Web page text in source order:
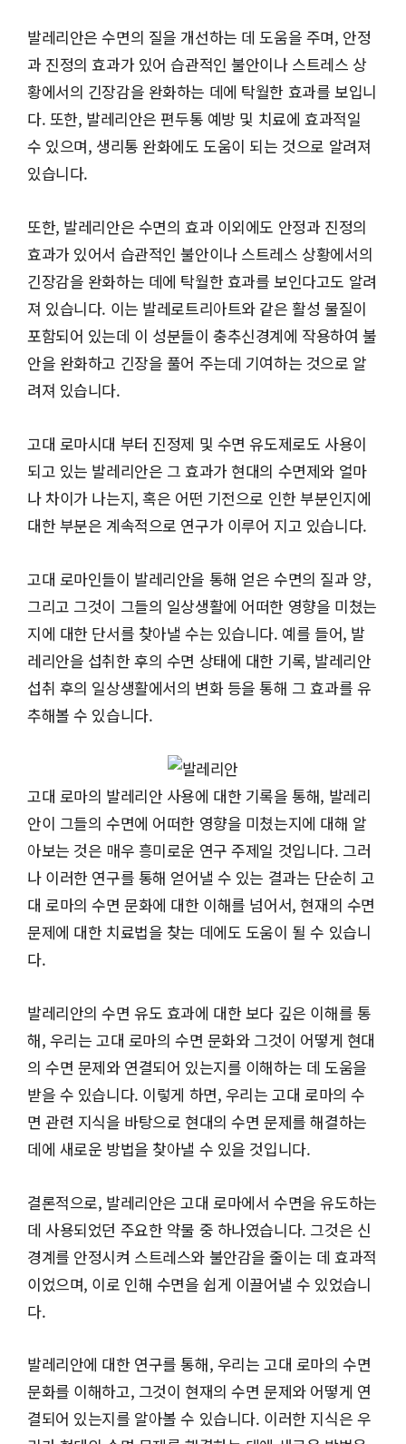
발레리안은 수면의 질을 개선하는 데 도움을 주며, 안정
과 진정의 효과가 있어 습관적인 불안이나 스트레스 상
황에서의 긴장감을 완화하는 데에 탁월한 효과를 보입니
다. 또한, 발레리안은 편두통 예방 및 치료에 효과적일
수 있으며, 생리통 완화에도 도움이 되는 것으로 알려져
있습니다.
또한, 발레리안은 수면의 효과 이외에도 안정과 진정의
효과가 있어서 습관적인 불안이나 스트레스 상황에서의
긴장감을 완화하는 데에 탁월한 효과를 보인다고도 알려
져 있습니다. 이는 발레로트리아트와 같은 활성 물질이
포함되어 있는데 이 성분들이 충추신경계에 작용하여 불
안을 완화하고 긴장을 풀어 주는데 기여하는 것으로 알
려져 있습니다.
고대 로마시대 부터 진정제 및 수면 유도제로도 사용이
되고 있는 발레리안은 그 효과가 현대의 수면제와 얼마
나 차이가 나는지, 혹은 어떤 기전으로 인한 부분인지에
대한 부분은 계속적으로 연구가 이루어 지고 있습니다.
고대 로마인들이 발레리안을 통해 얻은 수면의 질과 양,
그리고 그것이 그들의 일상생활에 어떠한 영향을 미쳤는
지에 대한 단서를 찾아낼 수는 있습니다. 예를 들어, 발
레리안을 섭취한 후의 수면 상태에 대한 기록, 발레리안
섭취 후의 일상생활에서의 변화 등을 통해 그 효과를 유
추해볼 수 있습니다.
고대 로마의 발레리안 사용에 대한 기록을 통해, 발레리
안이 그들의 수면에 어떠한 영향을 미쳤는지에 대해 알
아보는 것은 매우 흥미로운 연구 주제일 것입니다. 그러
나 이러한 연구를 통해 얻어낼 수 있는 결과는 단순히 고
대 로마의 수면 문화에 대한 이해를 넘어서, 현재의 수면
문제에 대한 치료법을 찾는 데에도 도움이 될 수 있습니
다.
발레리안의 수면 유도 효과에 대한 보다 깊은 이해를 통
해, 우리는 고대 로마의 수면 문화와 그것이 어떻게 현대
의 수면 문제와 연결되어 있는지를 이해하는 데 도움을
받을 수 있습니다. 이렇게 하면, 우리는 고대 로마의 수
면 관련 지식을 바탕으로 현대의 수면 문제를 해결하는
데에 새로운 방법을 찾아낼 수 있을 것입니다.
결론적으로, 발레리안은 고대 로마에서 수면을 유도하는
데 사용되었던 주요한 약물 중 하나였습니다. 그것은 신
경계를 안정시켜 스트레스와 불안감을 줄이는 데 효과적
이었으며, 이로 인해 수면을 쉽게 이끌어낼 수 있었습니
다.
발레리안에 대한 연구를 통해, 우리는 고대 로마의 수면
문화를 이해하고, 그것이 현재의 수면 문제와 어떻게 연
결되어 있는지를 알아볼 수 있습니다. 이러한 지식은 우